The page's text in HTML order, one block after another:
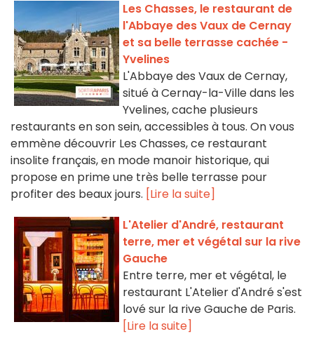
Les Chasses, le restaurant de
l'Abbaye des Vaux de Cernay
et sa belle terrasse cachée -
Yvelines
L'Abbaye des Vaux de Cernay,
situé à Cernay-la-Ville dans les
Yvelines, cache plusieurs
restaurants en son sein, accessibles à tous. On vous
emmène découvrir Les Chasses, ce restaurant
insolite français, en mode manoir historique, qui
propose en prime une très belle terrasse pour
profiter des beaux jours. [Lire la suite]
L'Atelier d'André, restaurant
terre, mer et végétal sur la rive
Gauche
Entre terre, mer et végétal, le
restaurant L'Atelier d'André s'est
lové sur la rive Gauche de Paris.
[Lire la suite]